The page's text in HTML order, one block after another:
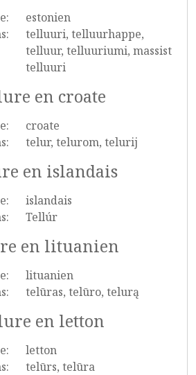
estonien
telluuri, telluurhappe,
telluur, telluuriumi, massist
telluuri
en croate
croate
telur, telurom, telurij
en islandais
islandais
Tellúr
en lituanien
lituanien
telūras, telūro, telurą
en letton
letton
telūrs, telūra